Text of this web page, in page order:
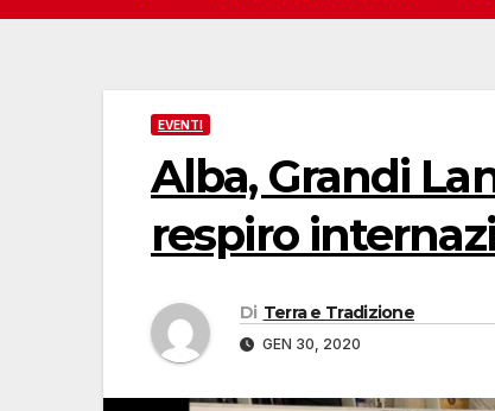
EVENTI
Alba, Grandi
respiro
Di Terra e Tradizione
GEN 30, 2020